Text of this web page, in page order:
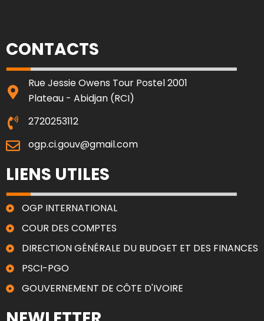
CONTACTS
Rue Jessie Owens Tour Postel 2001
Plateau - Abidjan (RCI)
2720253112
ogp.ci.gouv@gmail.com
LIENS UTILES
OGP INTERNATIONAL
COUR DES COMPTES
DIRECTION GÉNÉRALE DU BUDGET ET DES FINANCES
PSCI-PGO
GOUVERNEMENT DE CÔTE D'IVOIRE